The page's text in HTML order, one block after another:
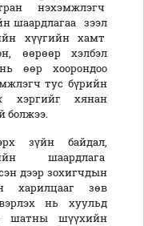
нэхэмжлэгч
шаардлагаа зээл
хүүгийн хамт
өөрөөр хэлбэл
өөр хоорондоо
тус бүрийн
хэргийг хянан
болжээ.
зүйн байдал,
шаардлага
дээр зохигчдын
харилцааг зөв
нь хуульд
шатны шүүхийн